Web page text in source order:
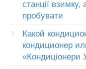
станції
пробувати
Какой
кондиционер
«Кондиціонери